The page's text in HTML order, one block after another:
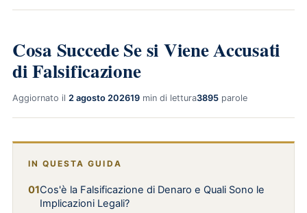
Cosa Succede Se si Viene Accusati
di Falsificazione
Aggiornato il 2 agosto 202619 min di lettura3895 parole
IN QUESTA GUIDA
Cos'è la Falsificazione di Denaro e Quali Sono le
Implicazioni Legali?